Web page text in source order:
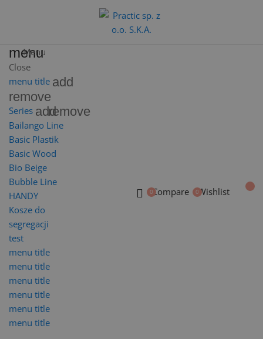
menu
Menu
Close
menu title add
remove
Series addremove
Bailango Line
Basic Plastik
Basic Wood
Bio Beige
Bubble Line
HANDY
Kosze do
segregacji
test
menu title
menu title
menu title
menu title
menu title
menu title
Compare Wishlist